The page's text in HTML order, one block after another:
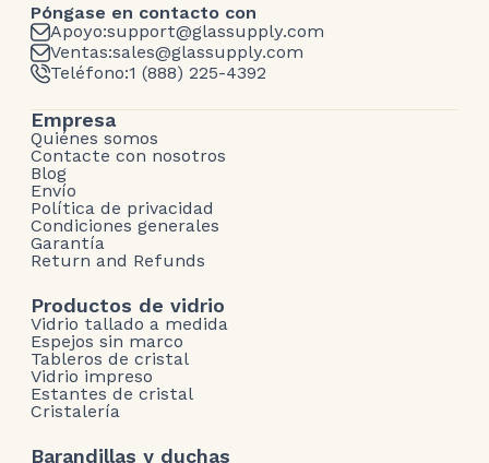
Póngase en contacto con
Apoyo:support@glassupply.com
Ventas:sales@glassupply.com
Teléfono:1 (888) 225-4392
Empresa
Quiénes somos
Contacte con nosotros
Blog
Envío
Política de privacidad
Condiciones generales
Garantía
Return and Refunds
Productos de vidrio
Vidrio tallado a medida
Espejos sin marco
Tableros de cristal
Vidrio impreso
Estantes de cristal
Cristalería
Barandillas y duchas